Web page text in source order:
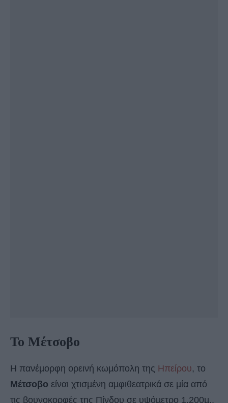
Το Μέτσοβο
Η πανέµορφη ορεινή κωµόπολη της Ηπείρου, το
Μέτσοβο είναι χτισµένη αµφιθεατρικά σε µία από
τις βουνοκορφές της Πίνδου σε υψόµετρο 1.200µ.,